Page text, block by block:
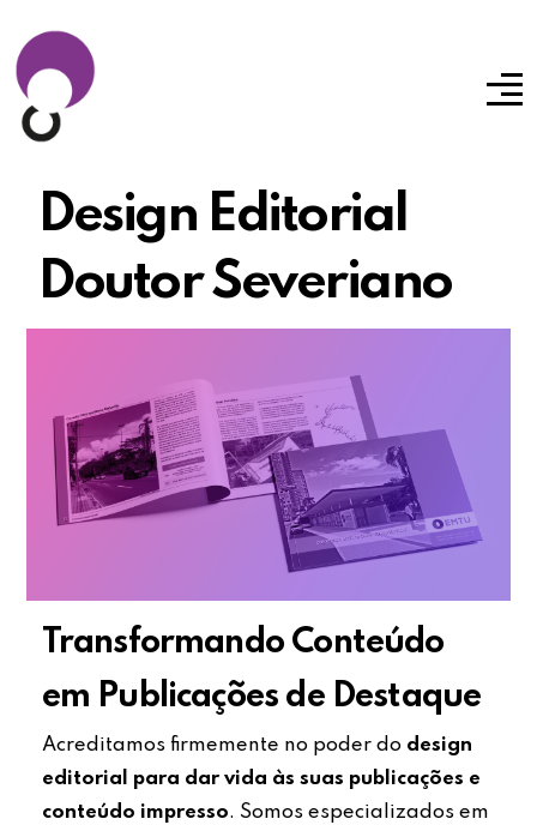
Design Editorial
Doutor Severiano
Transformando Conteúdo
em Publicações de Destaque
Acreditamos firmemente no poder do design
editorial para dar vida às suas publicações e
conteúdo impresso. Somos especializados em